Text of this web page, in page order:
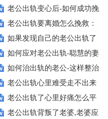
三件事不委屈
老公出轨变心后-如何成功挽
丈夫
老公出轨要离婚怎么挽救：
明人都这样做
如果发现自己的老公出轨了
怎么办
如何应对老公出轨-聪慧的妻
应对方法
如何治出轨的老公-这样整治
他主动回归
老公出轨心里难受走不出来
痛苦,不如这样做
老公出轨了心里好痛怎么平
:过来人做法
老公出轨背叛了老婆,老婆应